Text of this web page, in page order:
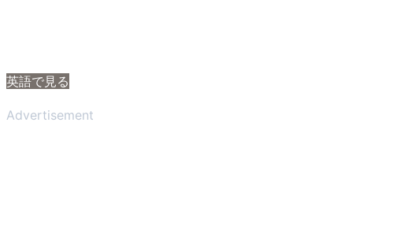
英語で見る
Advertisement